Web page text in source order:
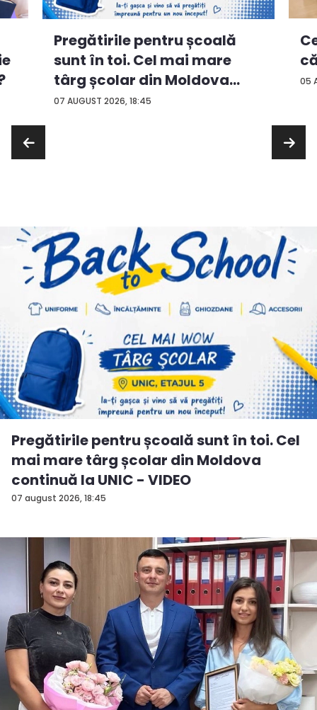
07 AUGUST 2026, 18:45
Pregătirile pentru școală
sunt în toi. Cel mai mare
târg școlar din Moldova
con...
05
07 august 2026, 18:45
Pregătirile pentru școală sunt în toi. Cel
mai mare târg școlar din Moldova
continuă la UNIC - VIDEO